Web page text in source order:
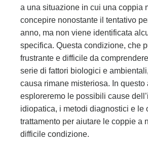
a una situazione in cui una coppia
concepire nonostante il tentativo
anno, ma non viene identificata
specifica. Questa condizione, che
frustrante e difficile da
serie di fattori biologici e
causa rimane misteriosa. In questo
esploreremo le possibili cause
idiopatica, i metodi diagnostici e le
trattamento per aiutare le coppie a
difficile condizione.